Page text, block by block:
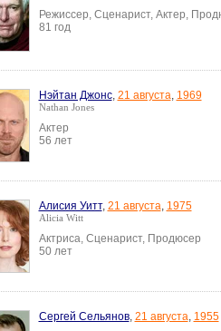
Режиссер, Сценарист, Актер,
81 год
Нэйтан Джонс, 21 августа, 1969
Nathan Jones
Актер
56 лет
Алисия Уитт, 21 августа, 1975
Alicia Witt
Актриса, Сценарист, Продюсер
50 лет
Сергей Сельянов, 21 августа, 1955